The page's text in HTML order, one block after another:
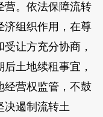
。依法保障流转
济组织作用，在尊
让方充分协商，
土地续租事宜，
经营权监管，不鼓
决遏制流转土